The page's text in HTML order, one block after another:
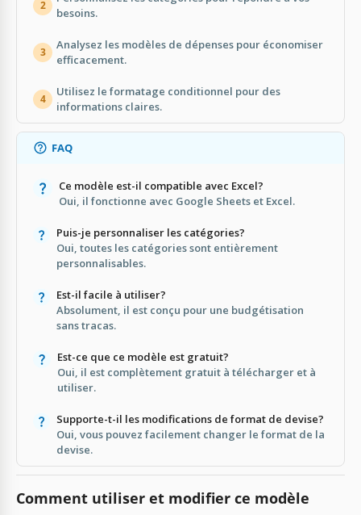
2
besoins.
3
Analysez les modèles de dépenses pour économiser
efficacement.
4
Utilisez le formatage conditionnel pour des
informations claires.
FAQ
Ce modèle est-il compatible avec Excel?
Oui, il fonctionne avec Google Sheets et Excel.
Puis-je personnaliser les catégories?
Oui, toutes les catégories sont entièrement
personnalisables.
Est-il facile à utiliser?
Absolument, il est conçu pour une budgétisation
sans tracas.
Est-ce que ce modèle est gratuit?
Oui, il est complètement gratuit à télécharger et à
utiliser.
Supporte-t-il les modifications de format de devise?
Oui, vous pouvez facilement changer le format de la
devise.
Comment utiliser et modifier ce modèle